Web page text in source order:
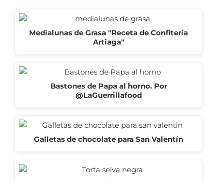
Medialunas de Grasa "Receta de Confitería
Artiaga"
Bastones de Papa al horno. Por
@LaGuerrillafood
Galletas de chocolate para San Valentín